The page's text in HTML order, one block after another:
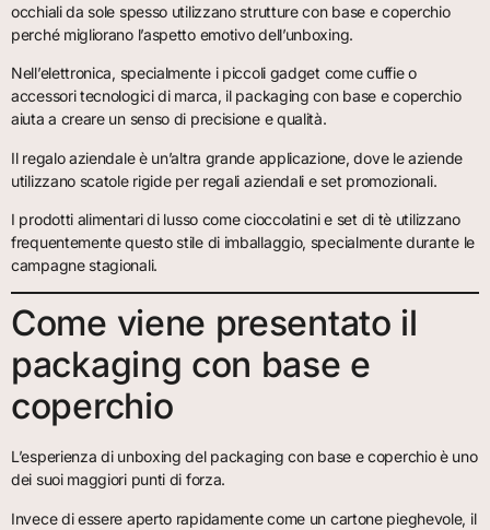
occhiali da sole spesso utilizzano strutture con base e coperchio
perché migliorano l’aspetto emotivo dell’unboxing.
Nell’elettronica, specialmente i piccoli gadget come cuffie o
accessori tecnologici di marca, il packaging con base e coperchio
aiuta a creare un senso di precisione e qualità.
Il regalo aziendale è un’altra grande applicazione, dove le aziende
utilizzano scatole rigide per regali aziendali e set promozionali.
I prodotti alimentari di lusso come cioccolatini e set di tè utilizzano
frequentemente questo stile di imballaggio, specialmente durante le
campagne stagionali.
Come viene presentato il
packaging con base e
coperchio
L’esperienza di unboxing del packaging con base e coperchio è uno
dei suoi maggiori punti di forza.
Invece di essere aperto rapidamente come un cartone pieghevole, il